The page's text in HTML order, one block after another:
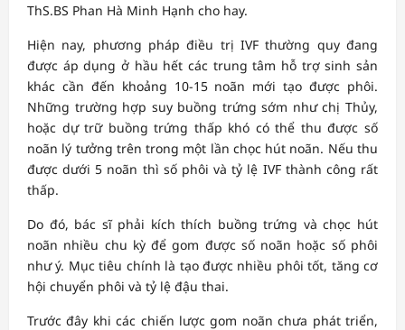
ThS.BS Phan Hà Minh Hạnh cho hay.
Hiện nay, phương pháp điều trị IVF thường quy đang
được áp dụng ở hầu hết các trung tâm hỗ trợ sinh sản
khác cần đến khoảng 10-15 noãn mới tạo được phôi.
Những trường hợp suy buồng trứng sớm như chị Thủy,
hoặc dự trữ buồng trứng thấp khó có thể thu được số
noãn lý tưởng trên trong một lần chọc hút noãn. Nếu thu
được dưới 5 noãn thì số phôi và tỷ lệ IVF thành công rất
thấp.
Do đó, bác sĩ phải kích thích buồng trứng và chọc hút
noãn nhiều chu kỳ để gom được số noãn hoặc số phôi
như ý. Mục tiêu chính là tạo được nhiều phôi tốt, tăng cơ
hội chuyển phôi và tỷ lệ đậu thai.
Trước đây khi các chiến lược gom noãn chưa phát triển,